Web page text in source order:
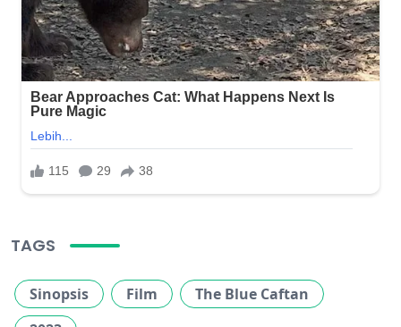
TAGS
Sinopsis Film
The Blue Caftan